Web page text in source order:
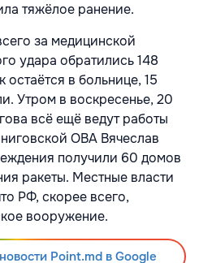
тяжёлое ранение.
за медицинской
удара обратились 148
остаётся в больнице, 15
Утром в воскресенье, 20
всё ещё ведут работы
ОВА Вячеслав
получили 60 домов
ракеты. Местные власти
РФ, скорее всего,
вооружение.
Point.md в Google